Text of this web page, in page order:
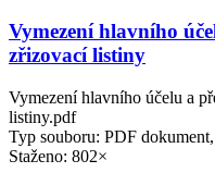
Vymezení hlavního
zřizovací listiny
Vymezení hlavního účelu a
listiny.pdf
Typ souboru: PDF
Staženo: 802×